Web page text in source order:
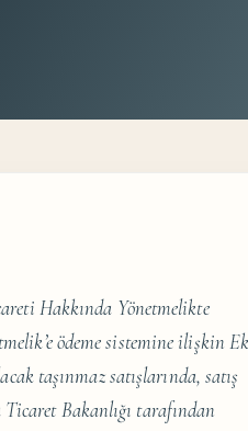
Hakkında Yönetmelikte
ödeme sistemine ilişkin
taşınmaz satışlarında, satış
Bakanlığı tarafından